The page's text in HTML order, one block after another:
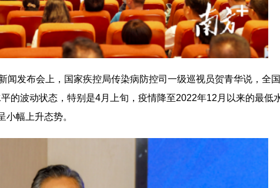
闻发布会上，国家疾控局传染病防控司一级巡视员贺青华说，全
的波动状态，特别是4月上旬，疫情降至2022年12月以来的最低
幅上升态势。